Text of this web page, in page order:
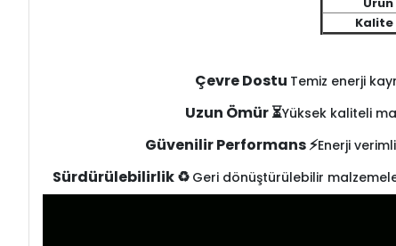
Kalite
Çevre Dostu Temiz enerji
Uzun Ömür ⏳Yüksek kaliteli
Güvenilir Performans ⚡Enerji
Sürdürülebilirlik ♻️ Geri dönüştürülebilir